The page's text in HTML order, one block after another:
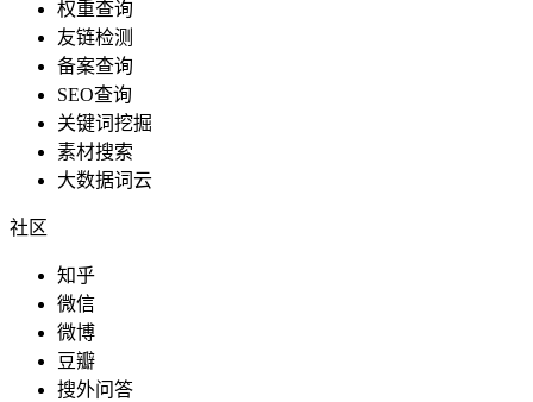
权重查询
友链检测
备案查询
SEO查询
关键词挖掘
素材搜索
大数据词云
社区
知乎
微信
微博
豆瓣
搜外问答